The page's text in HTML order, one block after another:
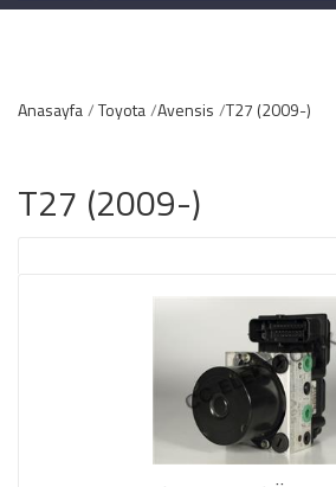
Anasayfa Toyota Avensis T27 (2009-)
T27 (2009-)